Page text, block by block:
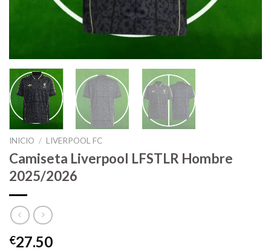
INICIO / LIVERPOOL FC
Camiseta Liverpool LFSTLR Hombre
2025/2026
€27.50